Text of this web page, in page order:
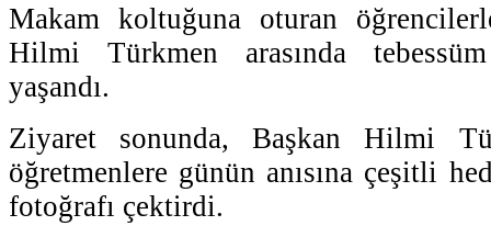
Makam koltuğuna oturan
Hilmi Türkmen arasında
yaşandı.
Ziyaret sonunda, Başkan Hilmi
öğretmenlere günün anısına çeşitli
fotoğrafı çektirdi.